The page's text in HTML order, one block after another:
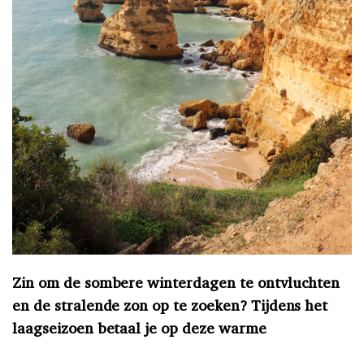
Zin om de sombere winterdagen te ontvluchten
en de stralende zon op te zoeken? Tijdens het
laagseizoen betaal je op deze warme